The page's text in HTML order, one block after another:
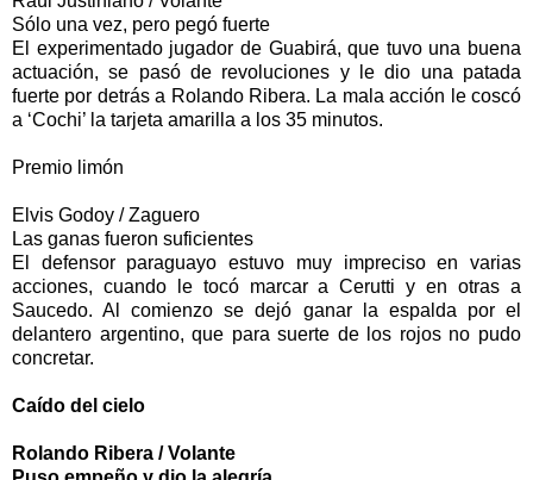
Sólo una vez, pero pegó fuerte
El experimentado jugador de Guabirá, que tuvo una buena
actuación, se pasó de revoluciones y le dio una patada
fuerte por detrás a Rolando Ribera. La mala acción le coscó
a ‘Cochi’ la tarjeta amarilla a los 35 minutos.
Premio limón
Elvis Godoy / Zaguero
Las ganas fueron suficientes
El defensor paraguayo estuvo muy impreciso en varias
acciones, cuando le tocó marcar a Cerutti y en otras a
Saucedo. Al comienzo se dejó ganar la espalda por el
delantero argentino, que para suerte de los rojos no pudo
concretar.
Caído del cielo
Rolando Ribera / Volante